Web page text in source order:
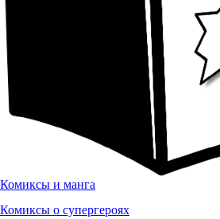
Комиксы и манга
Комиксы о супергероях